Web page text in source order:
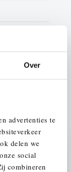
Over
advertenties te
delen we
social
combineren
Stap 1 van 3